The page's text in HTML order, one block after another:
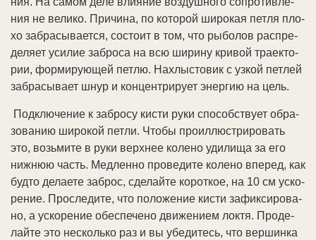
ния не ве­ли­ко. При­чи­на, по ко­то­рой ши­ро­кая пет­ля пло­
хо за­бра­сы­ва­ет­ся, со­сто­ит в том, что ры­бо­лов рас­пре­
де­ля­ет уси­лие за­бро­са на всю ши­ри­ну кри­вой тра­ек­то­
рии, фор­ми­рую­щей пет­лю. На­хлы­сто­вик с уз­кой пет­лей
за­бра­сы­ва­ет шнур и кон­цен­три­ру­ет энер­гию на цель.
Под­клю­че­ние к за­бро­су кис­ти ру­ки спо­соб­ст­ву­ет об­ра­
зо­ва­нию ши­ро­кой пет­ли. Что­бы про­ил­лю­ст­ри­ро­вать
это, возь­ми­те в ру­ки верх­нее ко­ле­но уди­ли­ща за его
ниж­нюю часть. Мед­лен­но про­ве­ди­те ко­ле­но впе­ред, как
буд­то де­лае­те за­брос, сде­лай­те ко­рот­кое, на 10 см ус­ко­
ре­ние. Про­сле­ди­те, что по­ло­же­ние кис­ти за­фик­си­ро­ва­
но, а ус­ко­ре­ние обес­пе­че­но дви­же­ни­ем лок­тя. Про­де­
лай­те это не­сколь­ко раз и вы убе­ди­тесь, что вер­шин­ка